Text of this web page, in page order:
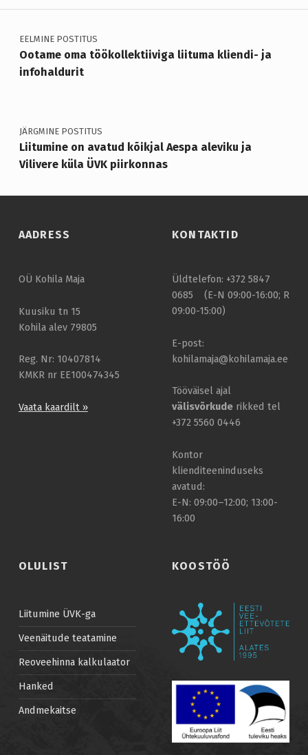
Navigeerimine
EELMINE POSTITUS
Ootame oma töökollektiiviga liituma kliendi- ja
infohaldurit
JÄRGMINE POSTITUS
Liitumine on avatud kõikjal Aespa aleviku ja
Vilivere küla ÜVK piirkonnas
AADRESS
OÜ Kohila Maja
Kuusiku tn 15
Kohila alev 79805
Reg. Nr: 10407814
KMKR nr EE100474345
Vaata kaardilt »
KONTAKTID
Üldtelefon: +372 5847
0685 (E-N 09:00-16:00; R
09:00-15:00)
E-post:
kohilamaja@kohilamaja.ee
Tööväisel ajal
välisvõrkuderikked tel
+372 5560 0446
Kontor
klienditeeninduseks
avatud:
E-N: 09:00–12:00; 13:00-
16:00
OLULIST
Liitumine ÜVK-ga
Veenäitude teatamine
Reoveehinna kalkulaator
Hanked
Andmekaitse
KOOSTÖÖ